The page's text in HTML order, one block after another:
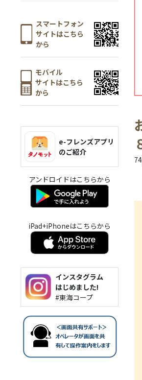
スマートフォン
サイトはこちら
から
モバイル
サイトはこちら
から
e-フレンズアプリ
のご紹介
アンドロイドはこちらから
iPad+iPhoneはこちらから
インスタグラム
はじめました!
#東海コープ